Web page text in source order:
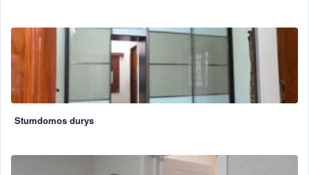
Stumdomos durys